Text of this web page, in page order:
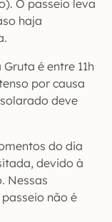
O passeio leva
haja
é entre 11h
por causa
deve
do dia
devido à
Nessas
não é